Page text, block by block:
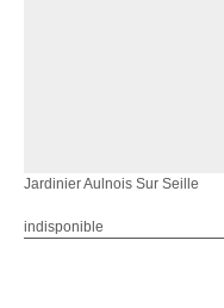
Jardinier Aulnois Sur Seille
indisponible